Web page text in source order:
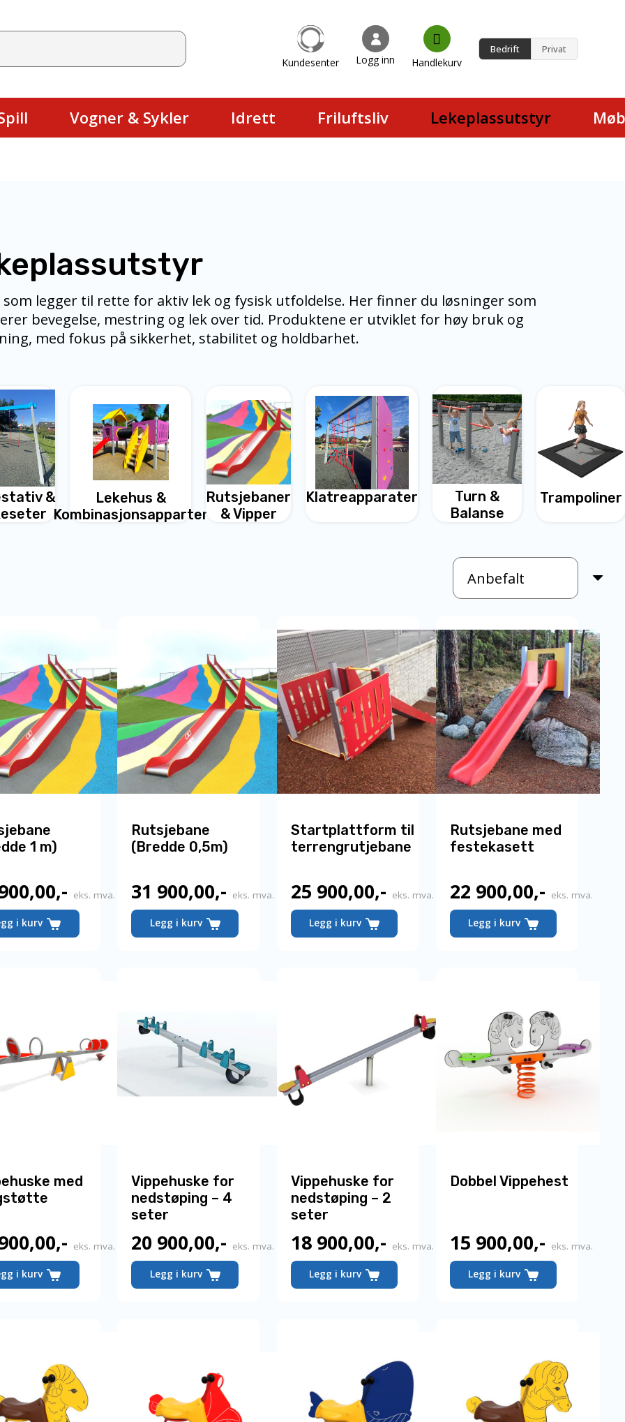
Kundesenter Logg inn Handlekurv
Bedrift Privat
Vogner & Sykler Idrett Friluftsliv Lekeplassutstyr
legger til rette for aktiv lek og fysisk utfoldelse. Her finner du løsninger som
bevegelse, mestring og lek over tid. Produktene er utviklet for høy bruk og
med fokus på sikkerhet, stabilitet og holdbarhet.
&
Lekehus &
Kombinasjonsapparter
Rutsjebaner
& Vipper
Klatreapparater
Turn &
Balanse
Trampoliner
1 m)
,- eks. mva.
i kurv
Dette
har
Rutsjebane
(Bredde 0,5m)
31 900,00,- eks. mva.
Legg i kurv
Dette
har
Startplattform til
terrengrutjebane
25 900,00,- eks. mva.
Legg i kurv
Rutsjebane med
festekasett
22 900,00,- eks. mva.
Legg i kurv
med
,- eks. mva.
i kurv
Vippehuske for
nedstøping – 4
seter
20 900,00,- eks. mva.
Legg i kurv
Vippehuske for
nedstøping – 2
seter
18 900,00,- eks. mva.
Legg i kurv
Dobbel Vippehest
15 900,00,- eks. mva.
Legg i kurv